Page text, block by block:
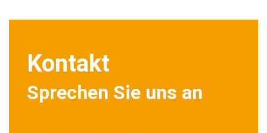
Kontakt
Sprechen Sie uns an